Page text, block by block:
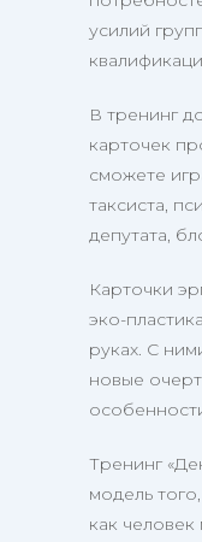
усилий
В тренинг
карточек
сможете
таксиста,
депутата,
Карточки
эко-
руках. С
новые
Тренинг
модель
как